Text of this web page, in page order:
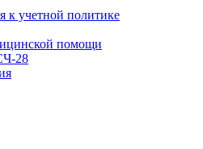
к учетной политике
помощи
28